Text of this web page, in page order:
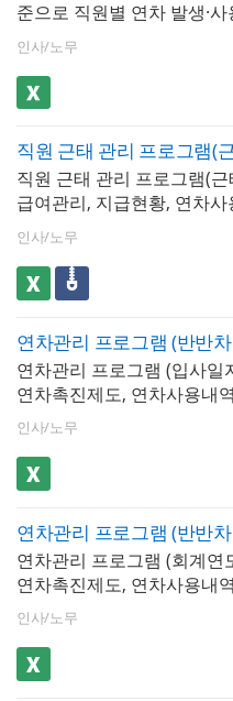
준으로 직원별 연차 발생·사
현황을 관리하고 연차촉진
법적 요건에 맞게 운영하기
셀 기반 통합 관리 프로그램
연차사용내역서·연차정산서
연차사용 지정통보 시트가
본 정보와 연차 데이터를 공
연계되는 구조로 설계되어
다. 입사일자 기준 연차 관리
여 연차수당 분쟁 발생 시 가
한 방어 근거가 됩니다. ✅ 입
준은 법적 원칙에 가장 충
관리 방식이지만 직원마다
이 달라 관리 복잡도가 높습
연차 발생 주기 개인별 관리 :
어지므로 직원 100명이면 최
개의 서로 다른 기준일이 존
그램에 입사일을 입력하면
연차 기산일·정산일·발생
동으로 계산되는 구조가 관
을 대폭 줄이는 핵심- 1년 미
월별 연차 처리 : 입사 후 1년
않은 직원에게는 매월 개근
의 연차(최대 11일)가 발생하
인사/노무
직원 근태 관리 프로그램(
급여관리, 지급현황, 연차사
근태현황)입니다. 직원별 출
태 및 휴가와 급여 등을 관리
있는 프로그램입니다. ※ 프
규격 : MS오피스 엑셀 2013
보, 근태관리, 급여관리, 지
연차사용내역, 근태현황
인사/노무
연차관리 프로그램 (입사일
연차촉진제도, 연차사용내
차정산서, 연차수당, 연차 촉
서식 3종 제공) 서식입니다.
자를 기준으로 연차 발생 일
동 계산하여 근로자별 연차
셀 프로그램입니다. 근로자
한 연차 내역을 기록하는 연
기능은 물론, 연차정산서(연
시트를 통해 미사용 연차에
로써 연차수당 지급 업무를
율적으로 처리할 수 있습니
인사/노무
연차관리 프로그램 (회계연
연차촉진제도, 연차사용내
차정산서, 연차수당, 연차촉
3종 제공) 서식입니다. 입사
이 아니라 회계연도(1월 1일)
준으로 연차 발생 일수를 자
인사/노무